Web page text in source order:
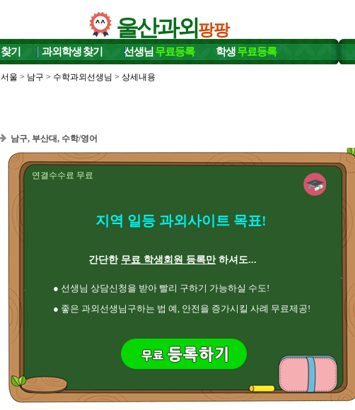
울산과외팡팡
찾기 과외학생찾기 선생님 무료등록 학생무료등록
서울 > 남구 > 수학과외선생님 > 상세내용
남구, 부산대, 수학/영어
연결수수료 무료
지역 일등 과외사이트 목표!
간단한 무료 학생회원 등록만하셔도...
● 선생님 상담신청을 받아 빨리 구하기 가능하실 수도!
● 좋은 과외선생님구하는 법 예, 안전을 증가시킬 사례 무료제공!